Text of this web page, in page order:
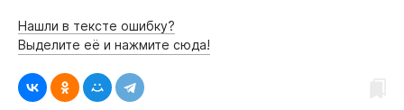
Нашли в тексте ошибку?
Выделите её и нажмите сюда!